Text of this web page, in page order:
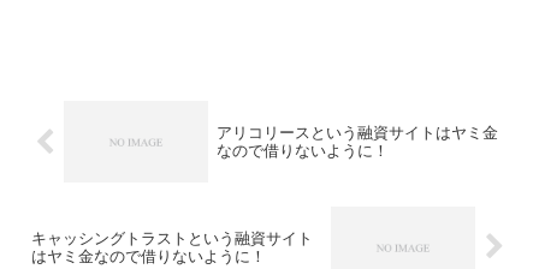
アリコリースという融資サイトはヤミ金
なので借りないように！
キャッシングトラストという融資サイト
はヤミ金なので借りないように！